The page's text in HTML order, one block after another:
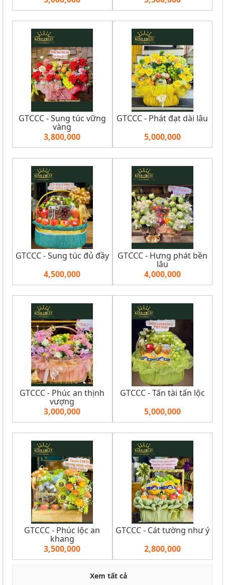
GTCCC - Sung túc vững
vàng
3,800,000
GTCCC - Phát đạt dài lâu
5,000,000
GTCCC - Sung túc đủ đầy
4,500,000
GTCCC - Hưng phát bền
lâu
4,000,000
GTCCC - Phúc an thịnh
vượng
3,000,000
GTCCC - Tấn tài tấn lộc
5,000,000
GTCCC - Phúc lộc an
khang
3,500,000
GTCCC - Cát tường như ý
2,800,000
Xem tất cả